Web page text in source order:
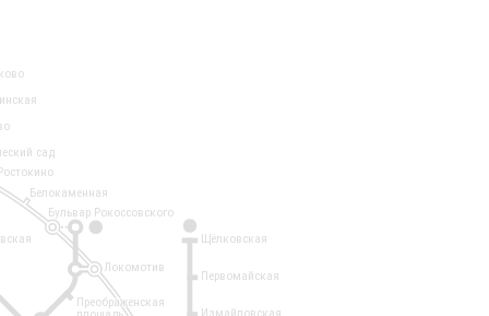
1
Локомотив
сад
Белокаменная
Щёлковская
Первомайская
Измайловская
Бульвар Рокоссовского
Преображенская